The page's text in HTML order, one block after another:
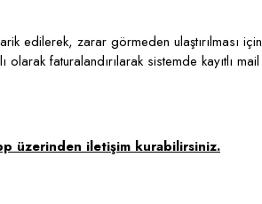
edilerek, zarar görmeden ulaştırılması
faturalandırılarak sistemde kayıtlı
üzerinden iletişim kurabilirsiniz.